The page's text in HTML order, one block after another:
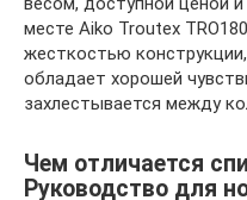
месте Aiko Troutex
жесткостью
обладает хорошей
захлестывается между
Чем отличается
Руководство для